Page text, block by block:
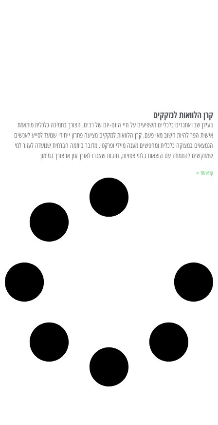
קרן הלוואות לנזקקים
בעידן שבו אתגרים כלכליים משפיעים על חיי היום-יום של רבים, הצורך בתמיכה כלכלית מותאמת
אישית הפך להיות חשוב מאי פעם. קרן הלוואות לנזקקים מציעה פתרון ייחודי שנועד לסייע לאנשים
הנמצאים במצוקה כלכלית ומחפשים מענה מיידי ופרקטי. מדובר ביוזמה חברתית שנועדה לעזור למי
שמתקשים להתמודד עם הוצאות בלתי צפויות, חובות שצברו לאורך זמן או צורך במימון
קרא עוד »